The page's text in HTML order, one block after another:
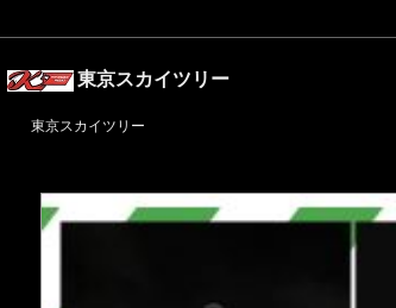
東京スカイツリー
東京スカイツリー